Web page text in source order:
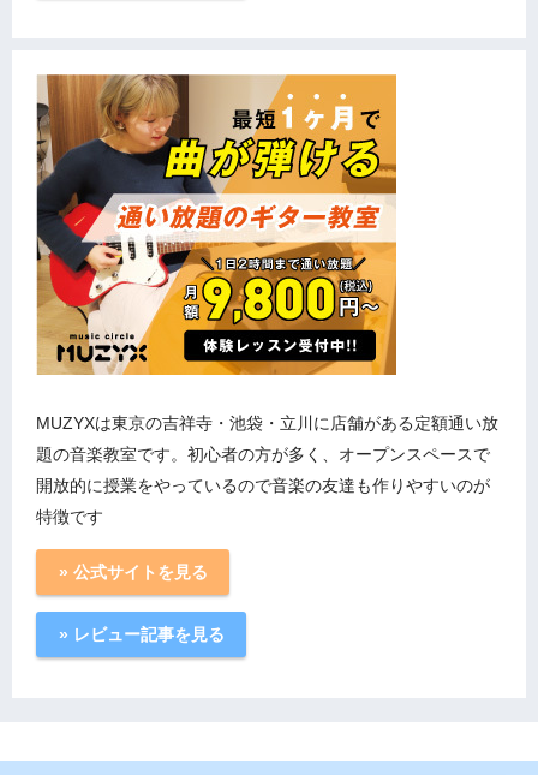
MUZYXは東京の吉祥寺・池袋・立川に店舗がある定額通い放
題の音楽教室です。初心者の方が多く、オープンスペースで
開放的に授業をやっているので音楽の友達も作りやすいのが
特徴です
» 公式サイトを見る
» レビュー記事を見る